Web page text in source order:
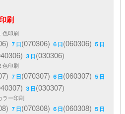
刷
色印刷
７日(070306) ６日(060306) ５日
３日(030306)
色印刷
７日(070307) ６日(060307) ５日
３日(030307)
ー印刷
７日(070308) ６日(060308) ５日